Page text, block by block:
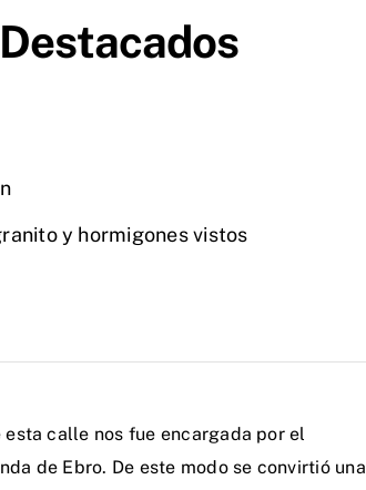
y hormigones vistos
calle nos fue encargada por el
de Ebro. De este modo se convirtió una